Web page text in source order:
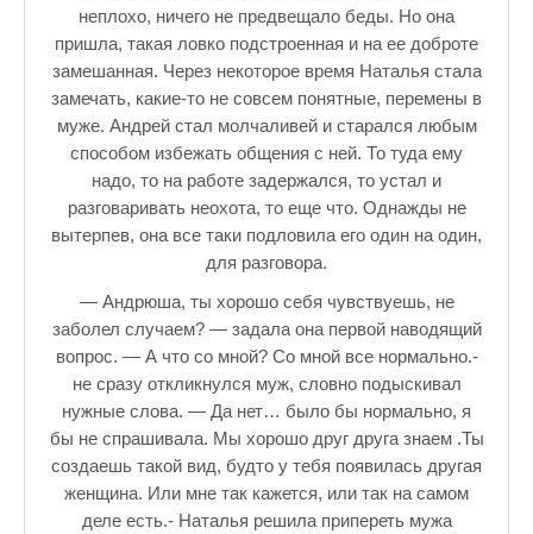
неплохо, ничего не предвещало беды. Но она
пришла, такая ловко подстроенная и на ее доброте
замешанная. Через некоторое время Наталья стала
замечать, какие-то не совсем понятные, перемены в
муже. Андрей стал молчаливей и старался любым
способом избежать общения с ней. То туда ему
надо, то на работе задержался, то устал и
разговаривать неохота, то еще что. Однажды не
вытерпев, она все таки подловила его один на один,
для разговора.
— Андрюша, ты хорошо себя чувствуешь, не
заболел случаем? — задала она первой наводящий
вопрос. — А что со мной? Со мной все нормально.-
не сразу откликнулся муж, словно подыскивал
нужные слова. — Да нет… было бы нормально, я
бы не спрашивала. Мы хорошо друг друга знаем .Ты
создаешь такой вид, будто у тебя появилась другая
женщина. Или мне так кажется, или так на самом
деле есть.- Наталья решила припереть мужа